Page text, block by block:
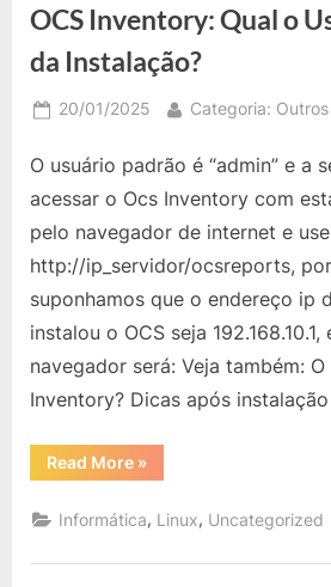
to
pcs”
OCS Inventory: Qual o
da Instalação?
Posted
20/01/2025 By
Categoria: Outros
O usuário padrão é “admin” e a
acessar o Ocs Inventory com
pelo navegador de internet e use
http://ip_servidor/ocsreports,
suponhamos que o endereço ip
instalou o OCS seja 192.168.10.1,
navegador será: Veja também:
Inventory? Dicas após
Read More“OCS
Inventory:
Usuário
da
»
Informática, Linux, Uncategorized